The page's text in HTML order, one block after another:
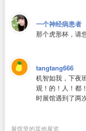
一个神经病患者
那个虎形杯，请
tangtang666
机智如我，下夜
观！的！人！都
时展馆遇到了两
展馆里的其他展览